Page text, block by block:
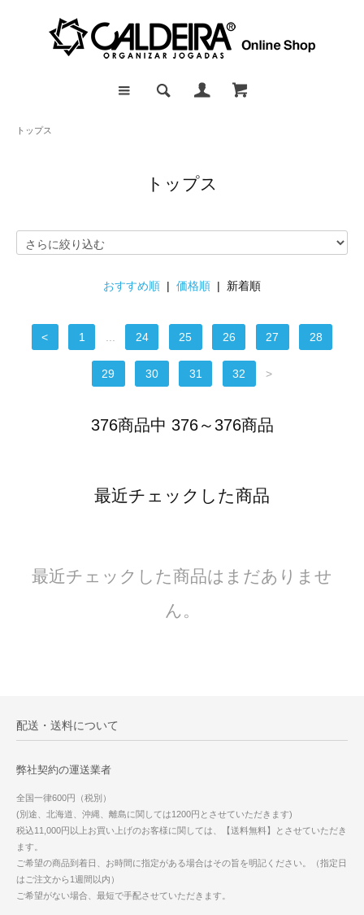
トップス
トップス
おすすめ順 | 価格順 | 新着順
< 1 24 25 26 27 28
29 30 31 32 >
376商品中 376～376商品
最近チェックした商品
最近チェックした商品はまだありませ
ん。
配送・送料について
弊社契約の運送業者
全国一律600円（税別）
(別途、北海道、沖縄、離島に関しては1200円とさせていただきます)
税込11,000円以上お買い上げのお客様に関しては、【送料無料】とさせていただき
ます。
ご希望の商品到着日、お時間に指定がある場合はその旨を明記ください。（指定日
はご注文から1週間以内）
ご希望がない場合、最短で手配させていただきます。